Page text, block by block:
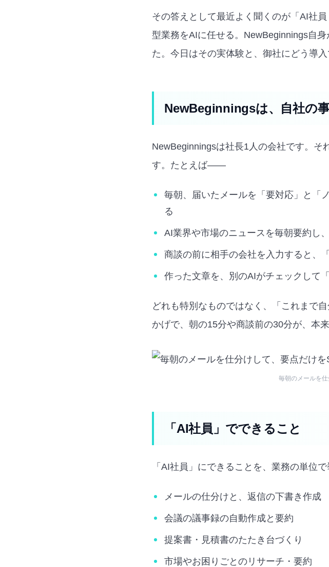
その答えとして最近よく聞くのが「AI社
型業務をAIに任せる。NewBeginnings自
た。今日はその実体験と、御社にどう導入
NewBeginningsは、自社の
NewBeginningsは社長1人の会社です。そ
す。たとえば——
毎朝、届いたメールを「要対応」と「
る
AI業界や市場のニュースを毎朝要約し
商談の前に相手の会社を入力すると、
作った文章を、別のAIがチェックして
どれも特別なものではなく、「これまで
かげで、朝の15分や商談前の30分が、本
毎朝のメールを
「AI社員」でできること
「AI社員」にできることを、業務の単位
メールの仕分けと、返信の下書き作成
会議の議事録の自動作成と要約
提案書・見積書のたたき台づくり
市場やお困りごとのリサーチ・要約